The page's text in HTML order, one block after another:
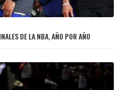
DE LA NBA, AÑO POR AÑO